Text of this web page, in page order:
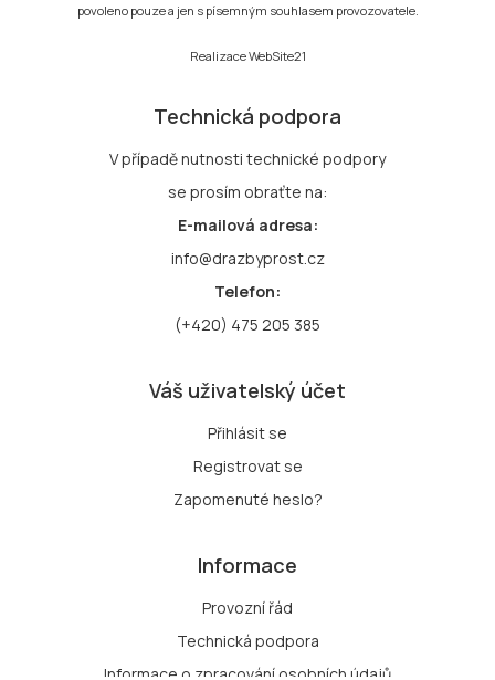
povoleno pouze a jen s písemným souhlasem provozovatele.
RealizaceWebSite21
Technická podpora
V případě nutnosti technické podpory
se prosím obraťte na:
E-mailová adresa:
info@drazbyprost.cz
Telefon:
(+420) 475 205 385
Váš uživatelský účet
Přihlásit se
Registrovat se
Zapomenuté heslo?
Informace
Provozní řád
Technická podpora
Informace o zpracování osobních údajů